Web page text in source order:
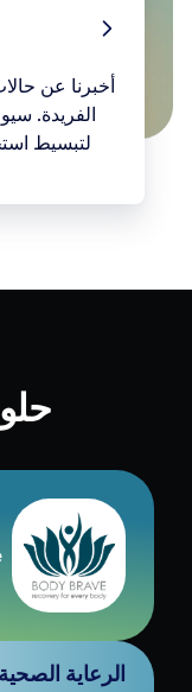
أخبرنا عن
الفريدة.
لتبسيط
الرعاية الصحية